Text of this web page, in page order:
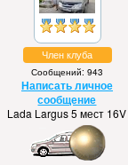
Член клуба
Сообщений: 943
Написать личное
сообщение
Lada Largus 5 мест 16V